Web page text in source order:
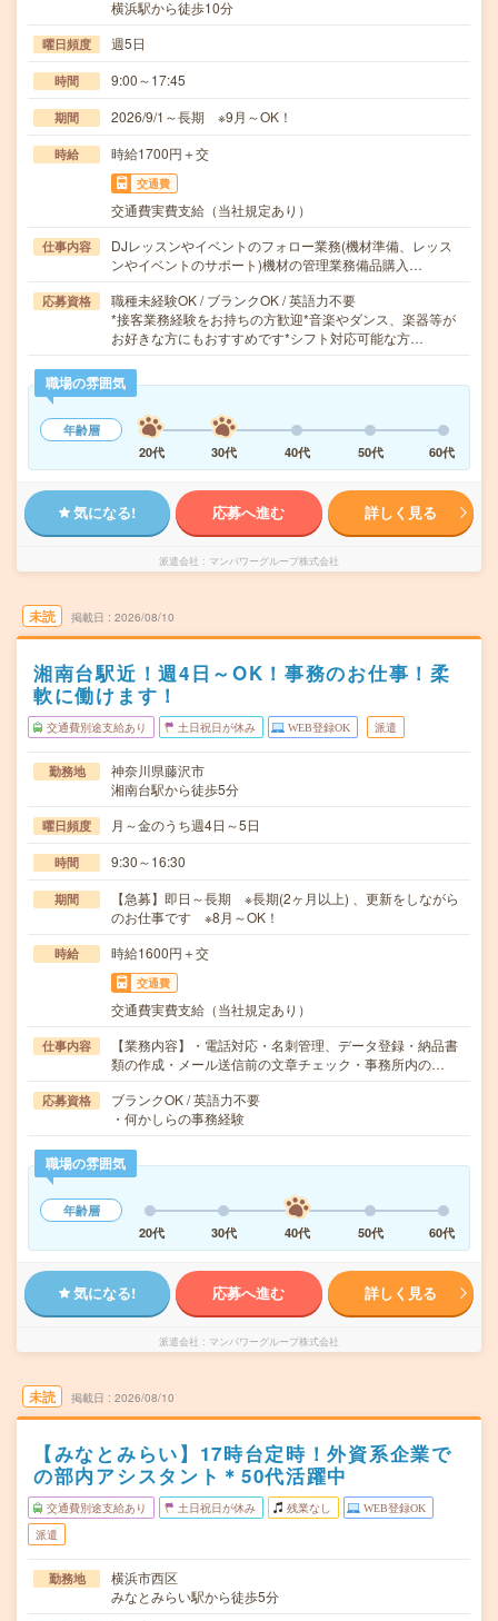
横浜駅から徒歩10分
曜日頻度 週5日
時間 9:00～17:45
期間 2026/9/1～長期 ※9月～OK！
時給 時給1700円＋交
交通費
交通費実費支給（当社規定あり）
仕事内容
DJレッスンやイベントのフォロー業務(機材準備、レッス
ンやイベントのサポート)機材の管理業務備品購入…
応募資格
職種未経験OK / ブランクOK / 英語力不要
*接客業務経験をお持ちの方歓迎*音楽やダンス、楽器等が
お好きな方にもおすすめです*シフト対応可能な方…
職場の雰囲気
年齢層
20代
30代 40代 50代 60代
気になる! 応募へ進む 詳しく見る
派遣会社 マンパワーグループ株式会社
未読 掲載日 2026/08/10
湘南台駅近！週4日～OK！事務のお仕事！柔
軟に働けます！
交通費別途支給あり 土日祝日が休み WEB登録OK 派遣
勤務地
神奈川県藤沢市
湘南台駅から徒歩5分
曜日頻度 月～金のうち週4日～5日
時間 9:30～16:30
期間
【急募】即日～長期 ※長期(2ヶ月以上) 、更新をしながら
のお仕事です ※8月～OK！
時給 時給1600円＋交
交通費
交通費実費支給（当社規定あり）
仕事内容
【業務内容】・電話対応・名刺管理、データ登録・納品書
類の作成・メール送信前の文章チェック・事務所内の…
応募資格
ブランクOK / 英語力不要
・何かしらの事務経験
職場の雰囲気
年齢層
20代
30代 40代 50代 60代
気になる! 応募へ進む 詳しく見る
派遣会社 マンパワーグループ株式会社
未読 掲載日 2026/08/10
【みなとみらい】17時台定時！外資系企業で
の部内アシスタント＊50代活躍中
交通費別途支給あり 土日祝日が休み 残業なし WEB登録OK
派遣
勤務地
横浜市西区
みなとみらい駅から徒歩5分